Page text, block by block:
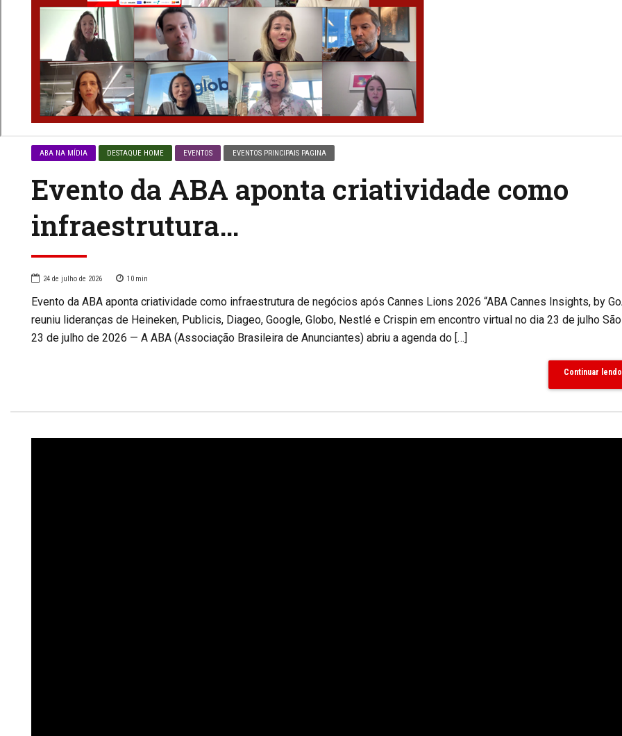
ABA NA MÍDIA DESTAQUE HOME EVENTOS EVENTOS PRINCIPAIS PAGINA
Evento da ABA aponta criatividade como
infraestrutura…
24 de julho de 2026 10 min
Evento da ABA aponta criatividade como infraestrutura de negócios após Cannes Lions 2026 “ABA Cannes Insights, by
reuniu lideranças de Heineken, Publicis, Diageo, Google, Globo, Nestlé e Crispin em encontro virtual no dia 23 de julho
23 de julho de 2026 — A ABA (Associação Brasileira de Anunciantes) abriu a agenda do […]
Continuar lendo